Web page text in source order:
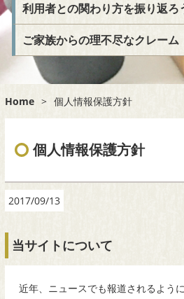
利用者との関わり方を振り返ろ
ご家族からの理不尽なクレーム
Home > 個人情報保護方針
個人情報保護方針
2017/09/13
当サイトについて
近年、ニュースでも報道されるよう